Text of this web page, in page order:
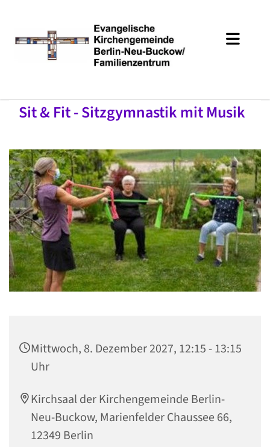
Sit & Fit - Sitzgymnastik mit Musik
Mittwoch, 8. Dezember 2027, 12:15 - 13:15
Uhr
Kirchsaal der Kirchengemeinde Berlin-
Neu-Buckow, Marienfelder Chaussee 66,
12349 Berlin